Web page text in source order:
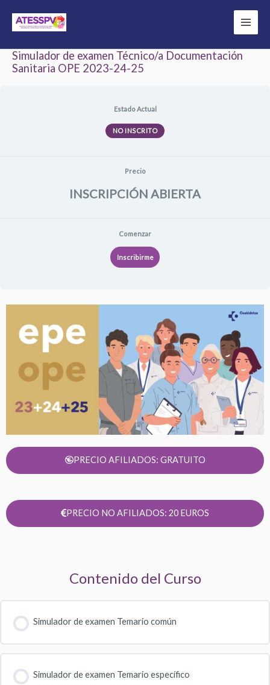
Simulador de examen Técnico/a Documentación
Sanitaria OPE 2023-24-25
Estado Actual
NO INSCRITO
Precio
INSCRIPCIÓN ABIERTA
Comenzar
Inscribirme
PRECIO AFILIADOS: GRATUITO
PRECIO NO AFILIADOS: 20 EUROS
Contenido del Curso
Simulador de examen Temario común
Simulador de examen Temario específico